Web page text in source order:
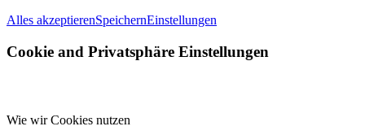
Alles akzeptierenSpeichernEinstellungen
Cookie and Privatsphäre Einstellungen
Wie wir Cookies nutzen